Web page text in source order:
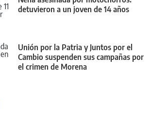
detuvieron a un joven de 14 años
Unión por la Patria y Juntos por el
Cambio suspenden sus campañas por
el crimen de Morena